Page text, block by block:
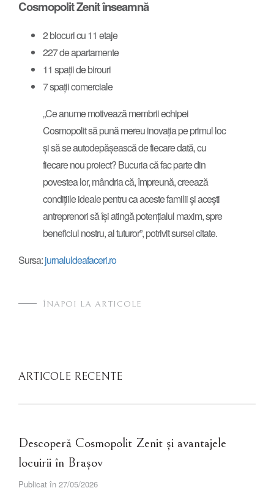
Cosmopolit Zenit înseamnă
2 blocuri cu 11 etaje
227 de apartamente
11 spații de birouri
7 spații comerciale
„Ce anume motivează membrii echipei
Cosmopolit să pună mereu inovația pe primul loc
și să se autodepășească de fiecare dată, cu
fiecare nou proiect? Bucuria că fac parte din
povestea lor, mândria că, împreună, creează
condițiile ideale pentru ca aceste familii și acești
antreprenori să își atingă potențialul maxim, spre
beneficiul nostru, al tuturor”, potrivit sursei citate.
Sursa:jurnaluldeafaceri.ro
ÎNAPOI LA ARTICOLE
ARTICOLE RECENTE
Descoperă Cosmopolit Zenit și avantajele
locuirii în Brașov
Publicat în 27/05/2026